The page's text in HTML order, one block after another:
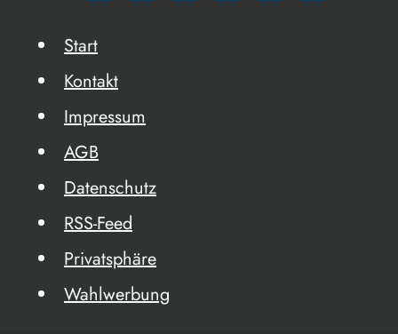
Start
Kontakt
Impressum
AGB
Datenschutz
RSS-Feed
Privatsphäre
Wahlwerbung